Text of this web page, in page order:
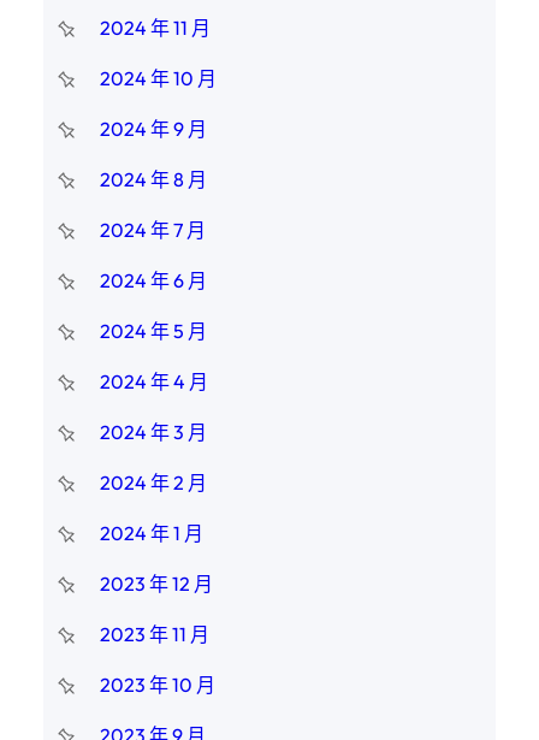
2024 年 11 月
2024 年 10 月
2024 年 9 月
2024 年 8 月
2024 年 7 月
2024 年 6 月
2024 年 5 月
2024 年 4 月
2024 年 3 月
2024 年 2 月
2024 年 1 月
2023 年 12 月
2023 年 11 月
2023 年 10 月